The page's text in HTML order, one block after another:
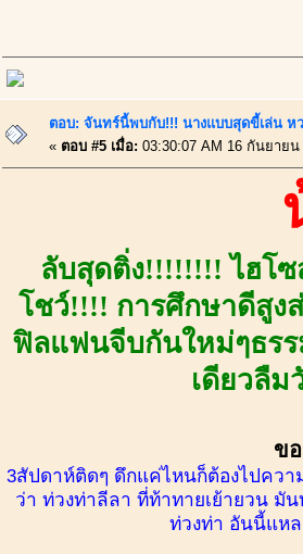
ตอบ: จันทร์นี้พบกับ!!! นางแบบสุดขี้เล่น ห
« ตอบ #5 เมื่อ: 03:30:07 AM 16 กันยายน
ลับสุดติ่ง!!!!!!!! ไฮโ
โชว์!!!! การศึกษาดีสูง
ฟิลแฟนจีบกันใหม่ๆธร
เดียวลื
ข
3สัปดาห์ติดๆ ดึกแค่ไหนก็ต้องไปควา
ว่า ท่วงท่าลีลา ที่ท้าทายเย้ายวน มั
ท่วงท่า อันนี้แหล